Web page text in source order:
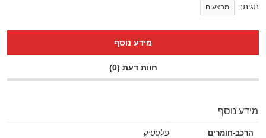
תגית: מבצעים
מידע נוסף
חוות דעת (0)
מידע נוסף
הרכב-חומרים פלסטיק